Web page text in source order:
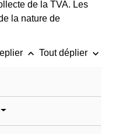
de la TVA. Les
la nature de
keyboard_arrow_up Tout déplier keyboard_arrow_down